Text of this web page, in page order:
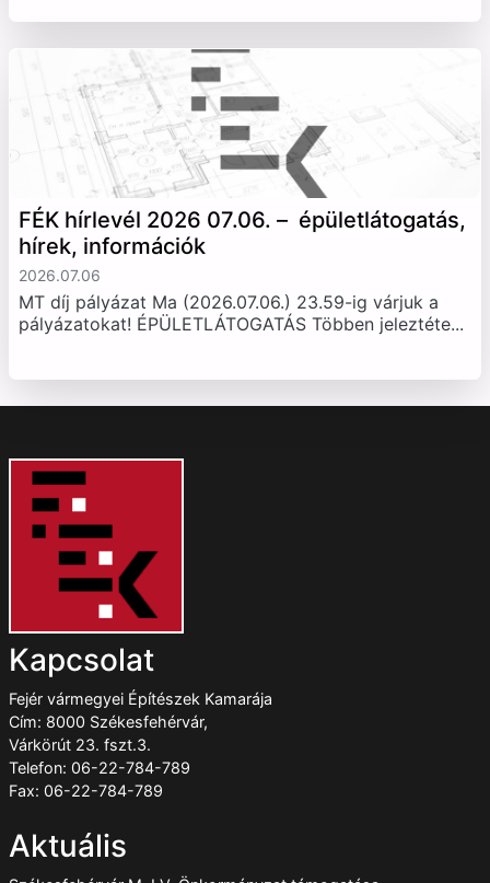
FÉK hírlevél 2026 07.06. – épületlátogatás,
hírek, információk
2026.07.06
MT díj pályázat Ma (2026.07.06.) 23.59-ig várjuk a
pályázatokat! ÉPÜLETLÁTOGATÁS Többen jeleztéte...
Kapcsolat
Fejér vármegyei Építészek Kamarája
Cím: 8000 Székesfehérvár,
Várkörút 23. fszt.3.
Telefon: 06-22-784-789
Fax: 06-22-784-789
Aktuális